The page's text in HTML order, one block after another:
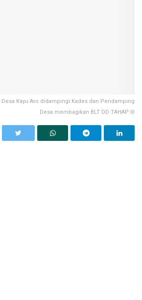
Desa Kayu Aro didampingi Kades dan Pendamping
Desa membagikan BLT DD TAHAP III